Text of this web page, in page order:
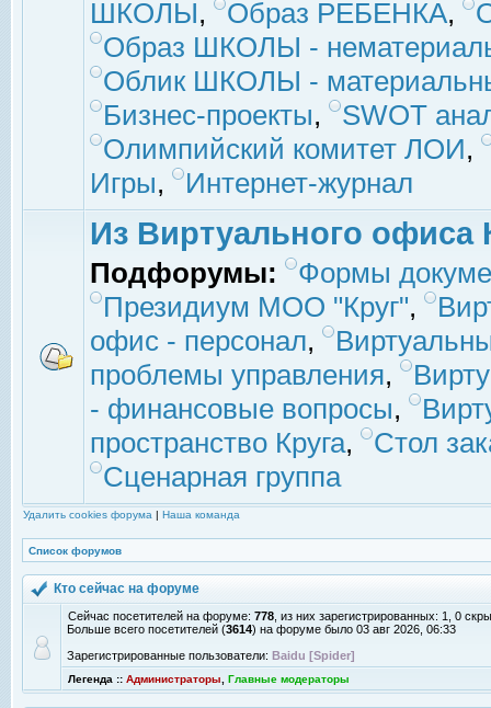
ШКОЛЫ, Образ РЕБЕНКА,
Образ ШКОЛЫ -
Облик ШКОЛЫ -
Бизнес-проекты,
SWOT
Олимпийский комитет ЛОИ,
Игры, Интернет-журнал
Из Виртуального офиса
Подфорумы:
Формы
Президиум МОО "Круг",
офис - персонал,
проблемы управления,
- финансовые вопросы,
пространство Круга,
Стол
Сценарная группа
Удалить cookies форума | Наша команда
Список форумов
Кто сейчас на форуме
Сейчас посетителей на форуме: 778 , из них зарегистрированных: 1, 0
Больше всего посетителей (3614) на форуме было 03 авг 2026, 06:33
Зарегистрированные пользователи: Baidu [Spider]
Легенда :: Администраторы Главные модераторы